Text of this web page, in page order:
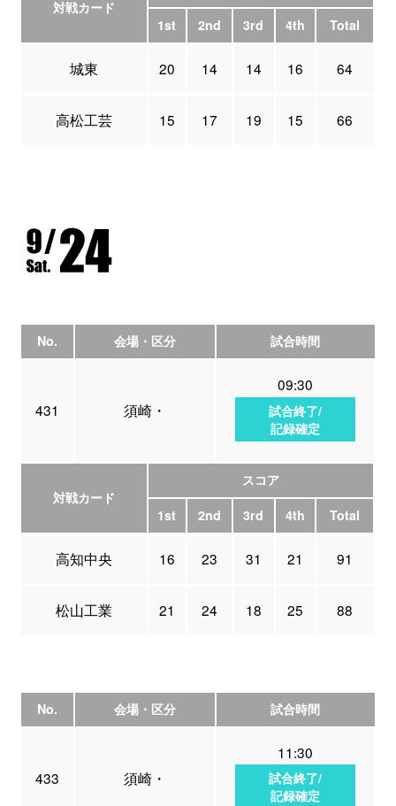
対戦カード
1st
2nd 3rd 4th Total
城東 20 14 14 16 64
高松工芸 15 17 19 15 66
No. 会場・区分 試合時間
431 須崎・
09:30
試合終了/
記録確定
対戦カード
スコア
1st
2nd 3rd 4th Total
高知中央 16 23 31 21 91
松山工業 21 24 18 25 88
No. 会場・区分 試合時間
433 須崎・
11:30
試合終了/
記録確定